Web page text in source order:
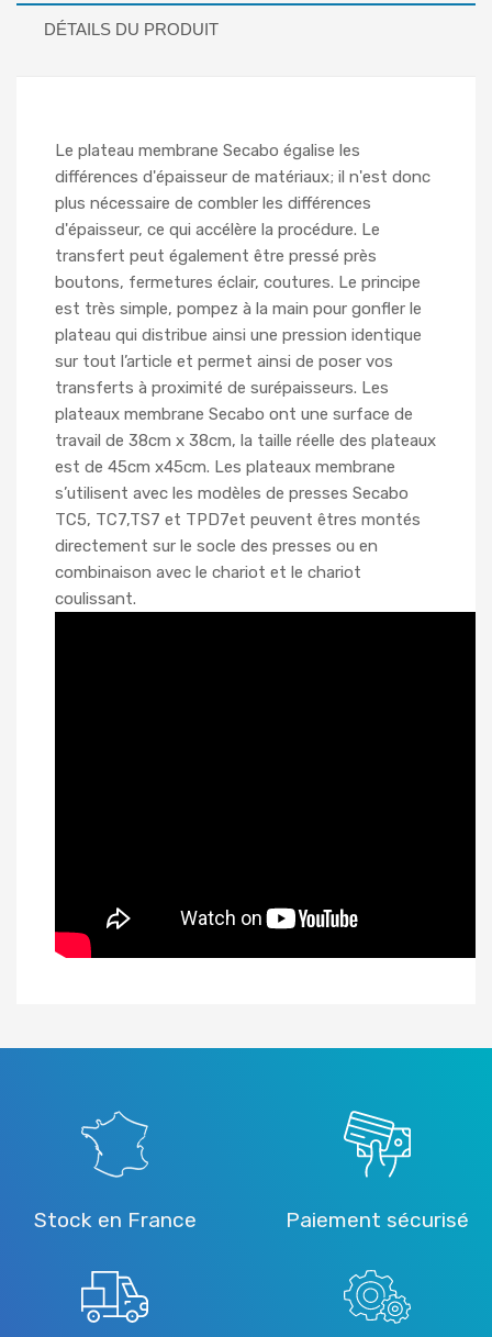
DÉTAILS DU PRODUIT
Le plateau membrane Secabo égalise les
différences d'épaisseur de matériaux; il n'est donc
plus nécessaire de combler les différences
d'épaisseur, ce qui accélère la procédure. Le
transfert peut également être pressé près
boutons, fermetures éclair, coutures. Le principe
est très simple, pompez à la main pour gonfler le
plateau qui distribue ainsi une pression identique
sur tout l’article et permet ainsi de poser vos
transferts à proximité de surépaisseurs. Les
plateaux membrane Secabo ont une surface de
travail de 38cm x 38cm, la taille réelle des plateaux
est de 45cm x45cm. Les plateaux membrane
s’utilisent avec les modèles de presses Secabo
TC5, TC7,TS7 et TPD7et peuvent êtres montés
directement sur le socle des presses ou en
combinaison avec le chariot et le chariot
coulissant.
Stock en France Paiement sécurisé